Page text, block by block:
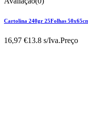
Cartolina 240gr 25Folhas
16,97 €13.8 s/Iva.Preço